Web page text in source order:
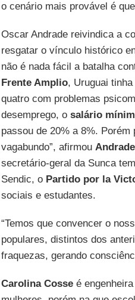
o cenário mais provável é
Oscar Andrade reivindica a
resgatar o vínculo histórico
não é nada fácil a batalha
Frente Amplio, Uruguai tinha
quatro com problemas
desemprego, o salário
passou de 20% a 8%.
vagabundo”, afirmou Andrade
secretário-geral da Sunca
Sendic, o Partido por la
sociais e estudantes.
“Temos que convencer o
populares, distintos dos
fraquezas, gerando
Carolina Cosseé engenheira